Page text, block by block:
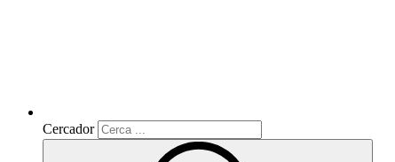
Cercador